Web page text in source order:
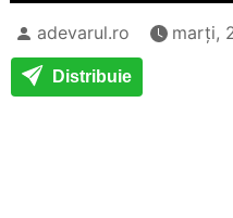
adevarul.ro marți,
Distribuie